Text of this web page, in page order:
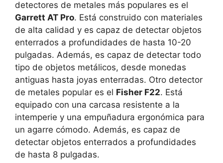
detectores de metales más populares es el
Garrett AT Pro. Está construido con materiales
de alta calidad y es capaz de detectar objetos
enterrados a profundidades de hasta 10-20
pulgadas. Además, es capaz de detectar todo
tipo de objetos metálicos, desde monedas
antiguas hasta joyas enterradas. Otro detector
de metales popular es el Fisher F22. Está
equipado con una carcasa resistente a la
intemperie y una empuñadura ergonómica para
un agarre cómodo. Además, es capaz de
detectar objetos enterrados a profundidades
de hasta 8 pulgadas.